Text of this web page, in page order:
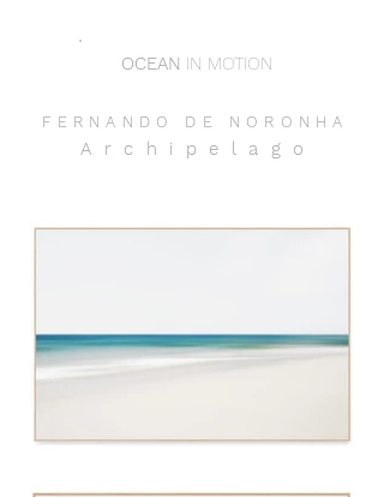
OCEAN IN MOTION
FERNANDO DE NORONHA
Archipelag o